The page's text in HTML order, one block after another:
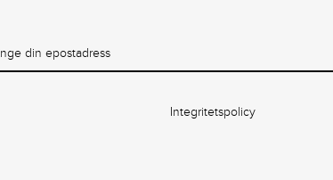
Integritetspolicy